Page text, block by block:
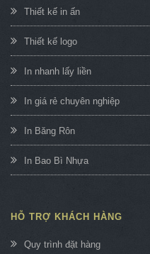
Thiết kế in ấn
Thiết kế logo
In nhanh lấy liền
In giá rẻ chuyên nghiệp
In Băng Rôn
In Bao Bì Nhựa
HỖ TRỢ KHÁCH HÀNG
Quy trình đặt hàng